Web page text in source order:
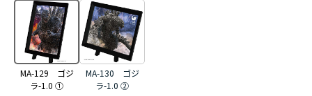
MA-129 ゴジ
ラ-1.0 ①
MA-130 ゴジ
ラ-1.0 ②